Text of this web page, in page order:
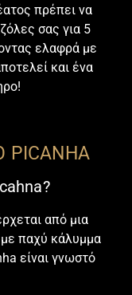
πρέπει να
σας για 5
ελαφρά με
και ένα
από μια
παχύ κάλυμμα
είναι γνωστό